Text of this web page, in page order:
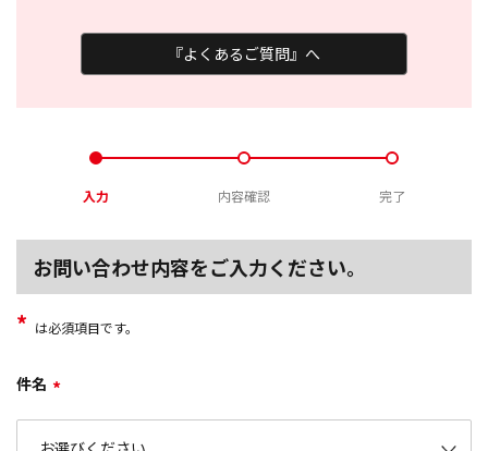
『よくあるご質問』へ
入力 内容確認 完了
お問い合わせ内容をご入力ください。
* は必須項目です。
件名 *